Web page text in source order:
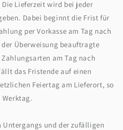
Lieferzeit wird bei jeder
Dabei beginnt die Frist für
per Vorkasse am Tag nach
Überweisung beauftragte
am Tag nach
das Fristende auf einen
Feiertag am Lieferort, so
Untergangs und der zufälligen